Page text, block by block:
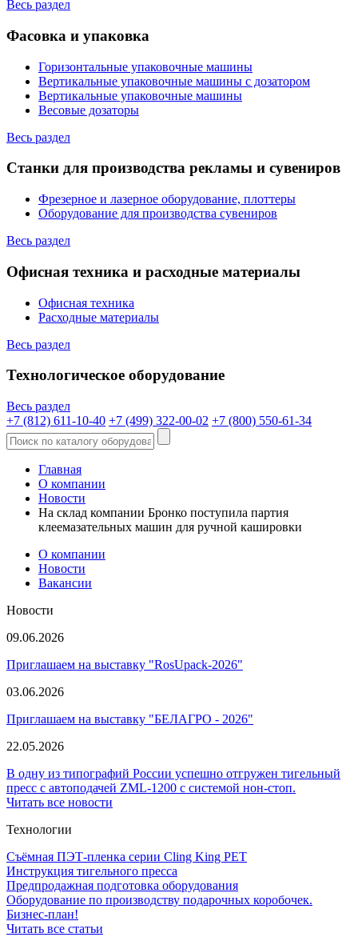
Весь раздел
Фасовка и упаковка
Горизонтальные упаковочные машины
Вертикальные упаковочные машины с дозатором
Вертикальные упаковочные машины
Весовые дозаторы
Весь раздел
Станки для производства рекламы и сувениров
Фрезерное и лазерное оборудование, плоттеры
Оборудование для производства сувениров
Весь раздел
Офисная техника и расходные материалы
Офисная техника
Расходные материалы
Весь раздел
Технологическое оборудование
Весь раздел
+7 (812) 611-10-40 +7 (499) 322-00-02 +7 (800) 550-61-34
Главная
О компании
Новости
На склад компании Бронко поступила партия
клеемазательных машин для ручной кашировки
О компании
Новости
Вакансии
Новости
09.06.2026
Приглашаем на выставку "RosUpack-2026"
03.06.2026
Приглашаем на выставку "БЕЛАГРО - 2026"
22.05.2026
В одну из типографий России успешно отгружен тигельный
пресс с автоподачей ZML-1200 с системой нон-стоп.
Читать все новости
Технологии
Съёмная ПЭТ-пленка серии Cling King PET
Инструкция тигельного пресса
Предпродажная подготовка оборудования
Оборудование по производству подарочных коробочек.
Бизнес-план!
Читать все статьи